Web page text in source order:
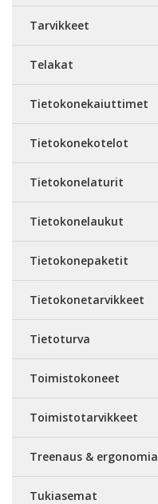
Tarvikkeet
Telakat
Tietokonekaiuttimet
Tietokonekotelot
Tietokonelaturit
Tietokonelaukut
Tietokonepaketit
Tietokonetarvikkeet
Tietoturva
Toimistokoneet
Toimistotarvikkeet
Treenaus & ergonomia
Tukiasemat